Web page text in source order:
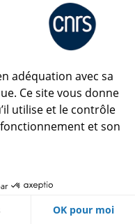
: non conforme
adéquation avec sa
Ce site vous donne
utilise et le contrôle
et son
OK pour moi